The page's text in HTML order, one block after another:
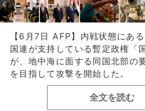
【6月7日 AFP】内戦状態にあ
国連が支持している暫定政権「
が、地中海に面する同国北部の
を目指して攻撃を開始した。
全文を読む